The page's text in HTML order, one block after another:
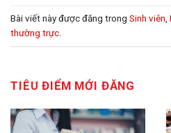
Bài viết này được đăng trong Sinh viên
thường trực
TIÊU ĐIỂM MỚI ĐĂNG